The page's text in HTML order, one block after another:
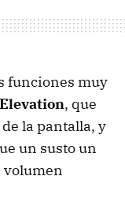
funciones muy
, que
la pantalla, y
un susto un
volumen